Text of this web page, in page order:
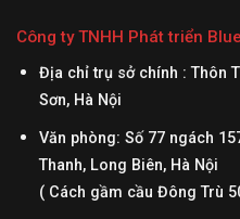
Công ty TNHH Phát triển
Địa chỉ trụ sở chính : Thôn
Sơn, Hà Nội
Văn phòng: Số 77 ngách
Thanh, Long Biên, Hà Nội
( Cách gầm cầu Đông Trù